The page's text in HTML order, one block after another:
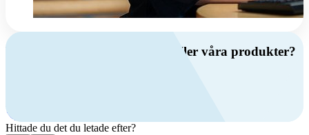
Har du frågor om ventilation eller våra produkter?
Kontakta oss
Hittade du det du letade efter?